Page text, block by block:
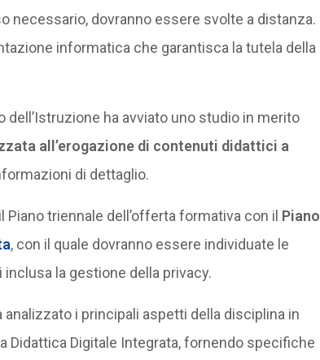
necessario, dovranno essere svolte a distanza.
informatica che garantisca la tutela della
ha avviato uno studio in merito
all’erogazione di contenuti didattici a
di dettaglio.
triennale dell’offerta formativa con il Piano
, con il quale dovranno essere individuate le
la gestione della privacy.
i principali aspetti della disciplina in
Didattica Digitale Integrata, fornendo specifiche